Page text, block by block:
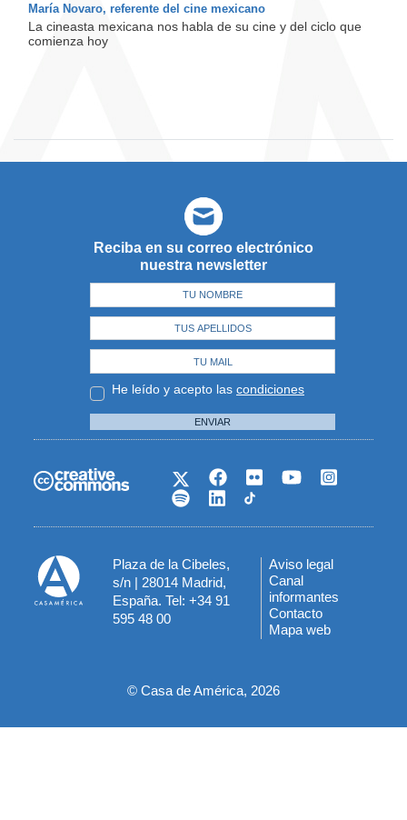
María Novaro, referente del cine mexicano
La cineasta mexicana nos habla de su cine y del ciclo que
comienza hoy
Reciba en su correo electrónico
nuestra newsletter
He leído y acepto las condiciones
ENVIAR
Plaza de la Cibeles,
s/n | 28014 Madrid,
España. Tel: +34 91
595 48 00
Menú
del
pie
Aviso legal
Canal
informantes
Contacto
Mapa web
© Casa de América, 2026